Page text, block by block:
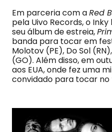
Em parceria com aRed
pela Uivo Records, o
seu álbum de estreia,
banda para tocar em
Molotov (PE), Do Sol
(GO). Além disso, em
aos EUA, onde fez uma
convidado para tocar no